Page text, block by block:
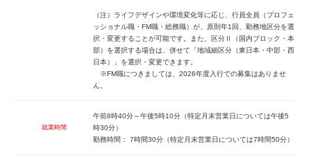
（注）ライフデザインや環境変化等に応じ、行員全員（プロフェ
ッショナル職・FM職・総務職）が、原則年1回、勤務地区分を選
択・変更することが可能です。また、区分Ⅱ（国内ブロック・本
部）を選択する場合は、併せて「地域細区分（東日本・中部・西
日本）」を選択・変更できます。
※FM職につきましては、2026年度入行での募集はありませ
ん。
就業時間
午前8時40分～午後5時10分（特定月末営業日については午後5
時30分）
勤務時間： 7時間30分（特定月末営業日については7時間50分）